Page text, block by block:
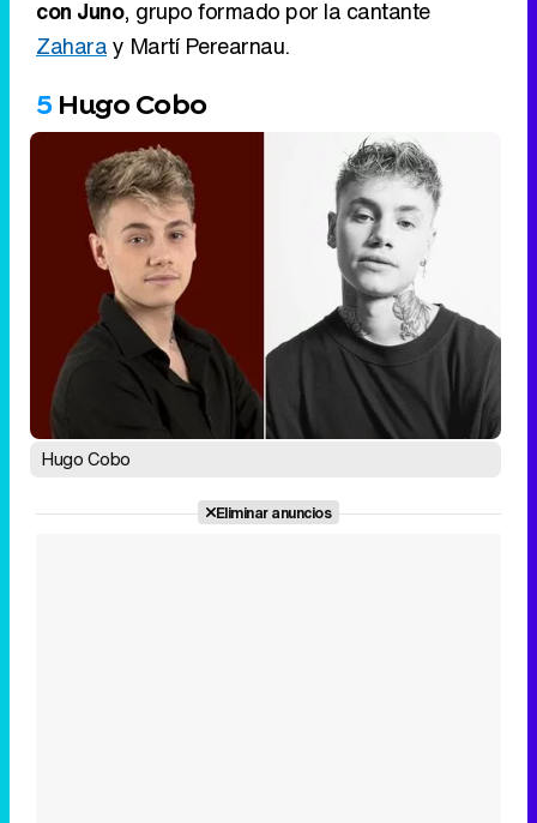
con Juno, grupo formado por la cantante
Zaharay Martí Perearnau.
5Hugo Cobo
Hugo Cobo
Eliminar anuncios